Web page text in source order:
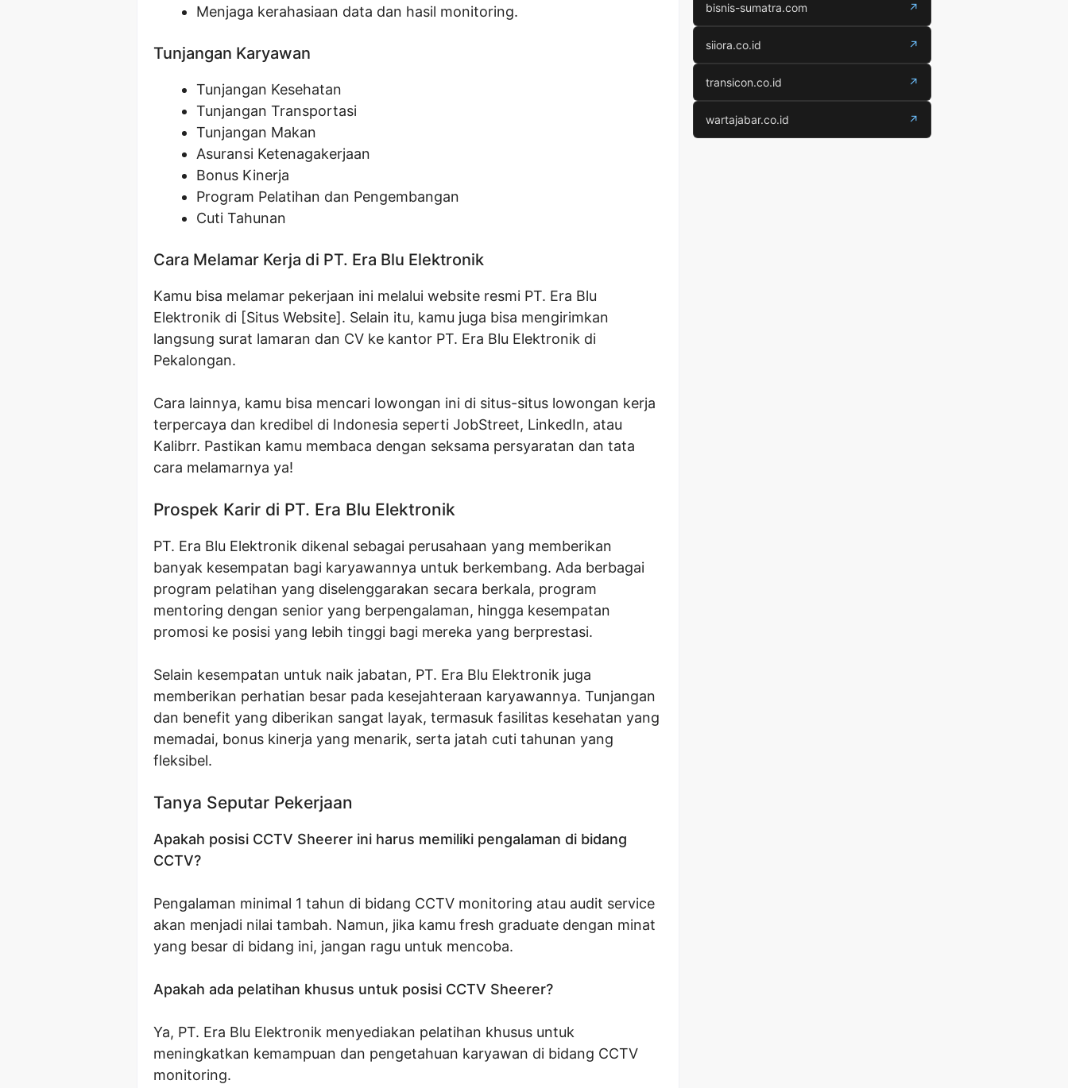
Menjaga kerahasiaan data dan hasil monitoring.
Tunjangan Karyawan
Tunjangan Kesehatan
Tunjangan Transportasi
Tunjangan Makan
Asuransi Ketenagakerjaan
Bonus Kinerja
Program Pelatihan dan Pengembangan
Cuti Tahunan
Cara Melamar Kerja di PT. Era Blu Elektronik
Kamu bisa melamar pekerjaan ini melalui website resmi PT. Era Blu
Elektronik di [Situs Website]. Selain itu, kamu juga bisa mengirimkan
langsung surat lamaran dan CV ke kantor PT. Era Blu Elektronik di
Pekalongan.
Cara lainnya, kamu bisa mencari lowongan ini di situs-situs lowongan kerja
terpercaya dan kredibel di Indonesia seperti JobStreet, LinkedIn, atau
Kalibrr. Pastikan kamu membaca dengan seksama persyaratan dan tata
cara melamarnya ya!
Prospek Karir di PT. Era Blu Elektronik
PT. Era Blu Elektronik dikenal sebagai perusahaan yang memberikan
banyak kesempatan bagi karyawannya untuk berkembang. Ada berbagai
program pelatihan yang diselenggarakan secara berkala, program
mentoring dengan senior yang berpengalaman, hingga kesempatan
promosi ke posisi yang lebih tinggi bagi mereka yang berprestasi.
Selain kesempatan untuk naik jabatan, PT. Era Blu Elektronik juga
memberikan perhatian besar pada kesejahteraan karyawannya. Tunjangan
dan benefit yang diberikan sangat layak, termasuk fasilitas kesehatan yang
memadai, bonus kinerja yang menarik, serta jatah cuti tahunan yang
fleksibel.
Tanya Seputar Pekerjaan
Apakah posisi CCTV Sheerer ini harus memiliki pengalaman di bidang
CCTV?
Pengalaman minimal 1 tahun di bidang CCTV monitoring atau audit service
akan menjadi nilai tambah. Namun, jika kamu fresh graduate dengan minat
yang besar di bidang ini, jangan ragu untuk mencoba.
Apakah ada pelatihan khusus untuk posisi CCTV Sheerer?
Ya, PT. Era Blu Elektronik menyediakan pelatihan khusus untuk
meningkatkan kemampuan dan pengetahuan karyawan di bidang CCTV
monitoring.
bisnis-sumatra.com ↗
siiora.co.id ↗
transicon.co.id ↗
wartajabar.co.id ↗